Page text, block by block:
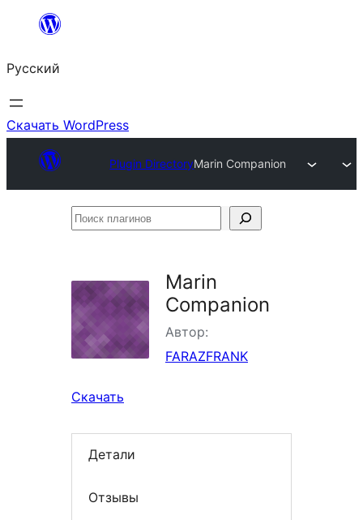
Перейти
содержимому
Русский
Скачать WordPress
Plugin DirectoryMarin Companion
Поиск
Marin
Companion
Автор:
FARAZFRANK
Скачать
Детали
Отзывы